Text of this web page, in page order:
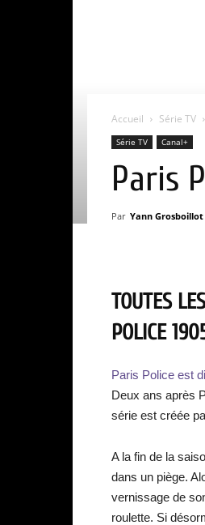
Accueil Série TV
Série TV Canal+
Paris
Par Yann Grosboillot
TOUTES
POLICE
Paris Police est
Deux ans après
série est créée
A la fin de la
dans un piège.
vernissage de
roulette. Si